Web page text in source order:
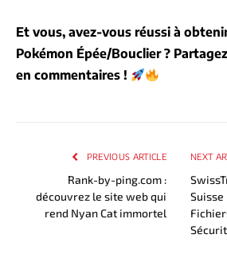
Et vous, avez-vous réussi à
Pokémon Épée/Bouclier ?
en commentaires !
PREVIOUS ARTICLE
Rank-by-ping.com :
découvrez le site web qui
rend Nyan Cat immortel
NEXT